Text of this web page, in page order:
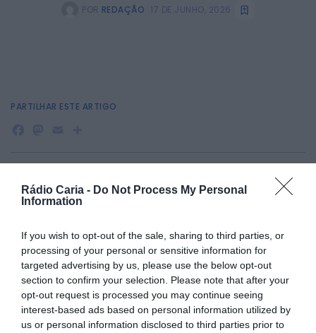
Rádio Caria - Do Not Process My Personal
Information
If you wish to opt-out of the sale, sharing to third parties, or
processing of your personal or sensitive information for
targeted advertising by us, please use the below opt-out
section to confirm your selection. Please note that after your
opt-out request is processed you may continue seeing
interest-based ads based on personal information utilized by
us or personal information disclosed to third parties prior to
POR REDAÇÃO 17 DE JUNHO, 2026
A União Desportiva Cariense informa que o treino de
captação do escalão de Iniciados terá, excecionalmente
A sessão realiza-se no dia 18 de junho, entre as 18h30 e as
20h00, no Pavilhão Municipal de Caria, devido à realização
da Assembleia Geral do clube na sexta-feira.
PARTILHAR ESTE ARTIGO